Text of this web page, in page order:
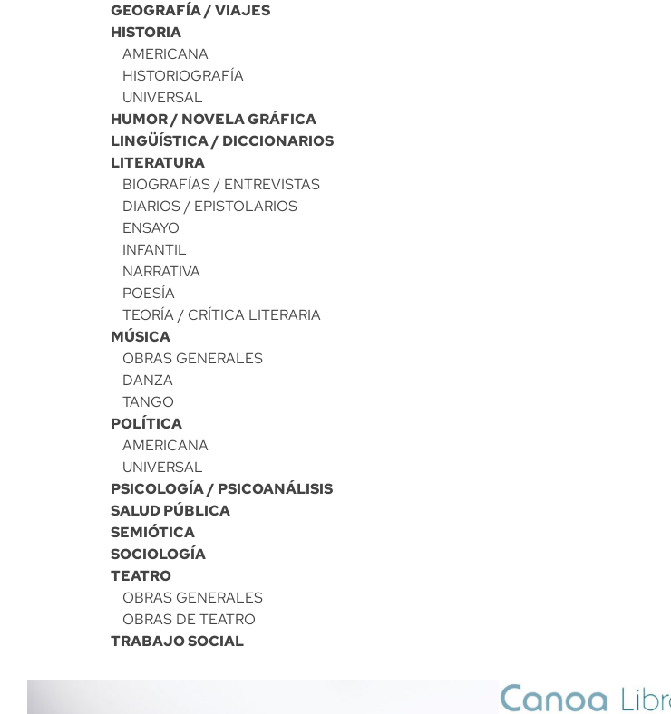
GEOGRAFÍA / VIAJES
HISTORIA
AMERICANA
HISTORIOGRAFÍA
UNIVERSAL
HUMOR / NOVELA GRÁFICA
LINGÜÍSTICA / DICCIONARIOS
LITERATURA
BIOGRAFÍAS / ENTREVISTAS
DIARIOS / EPISTOLARIOS
ENSAYO
INFANTIL
NARRATIVA
POESÍA
TEORÍA / CRÍTICA LITERARIA
MÚSICA
OBRAS GENERALES
DANZA
TANGO
POLÍTICA
AMERICANA
UNIVERSAL
PSICOLOGÍA / PSICOANÁLISIS
SALUD PÚBLICA
SEMIÓTICA
SOCIOLOGÍA
TEATRO
OBRAS GENERALES
OBRAS DE TEATRO
TRABAJO SOCIAL